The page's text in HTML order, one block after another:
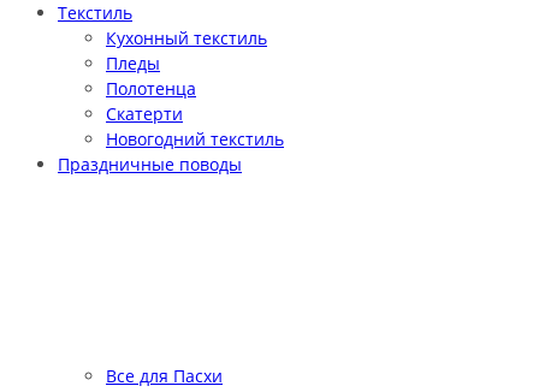
Текстиль
Кухонный текстиль
Пледы
Полотенца
Скатерти
Новогодний текстиль
Праздничные поводы
Все для Пасхи